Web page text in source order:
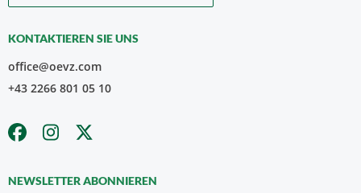
KONTAKTIEREN SIE UNS
office@oevz.com
+43 2266 801 05 10
NEWSLETTER ABONNIEREN